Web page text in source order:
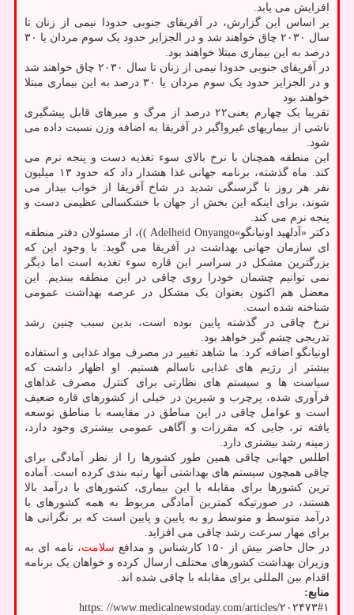
افزایش می یابد.
بر اساس این گزارش، در آفریقای جنوبی حدودا نیمی از زنان تا
سال ۲۰۳۰ چاق خواهند شد و در الجزایر حدود یک سوم مردان یا ۳۰
درصد به این بیماری مبتلا خواهند بود.
در آفریقای جنوبی حدودا نیمی از زنان تا سال ۲۰۳۰ چاق خواهند شد
و در الجزایر حدود یک سوم مردان یا ۳۰ درصد به این بیماری مبتلا
خواهند بود
تقریبا یک چهارم یعنی۲۲ درصد از مرگ و میرهای قابل پیشگیری
ناشی از بیماریهای غیرواگیر در آفریقا به اضافه وزن نسبت داده می
شود.
این منطقه همچنان با نرخ بالای سوء تغذیه دست و پنجه نرم می
کند. ماه گذشته، برنامه جهانی غذا هشدار داد که حدود ۱۳ میلیون
نفر هر روز با گرسنگی شدید در شاخ آفریقا از خواب بیدار می
شوند، برای اینکه این بخش از جهان با خشکسالی عظیمی دست و
پنجه نرم می کند.
دکتر «آدلهید اونیانگو»Adelheid Onyango ))، از مسئولان دفتر منطقه
ای سازمان جهانی بهداشت در آفریقا می گوید: با وجود این که
بزرگترین مشکل در سراسر این قاره سوء تغذیه است اما دیگر
نمی توانیم چشمان خودرا روی چاقی در این منطقه ببندیم. این
معضل هم اکنون بعنوان یک مشکل در عرصه بهداشت عمومی
شناخته شده است.
نرخ چاقی در گذشته پایین بوده است، بدین سبب چنین رشد
تدریجی چشم گیر خواهد بود.
اونیانگو اضافه کرد: ما شاهد تغییر در مصرف مواد غذایی و استفاده
بیشتر از رژیم های غذایی ناسالم هستیم. او اظهار داشت که
سیاست ها و سیستم های نظارتی برای کنترل مصرف غذاهای
فرآوری شده، پرچرب و شیرین در خیلی از کشورهای قاره ضعیف
است و عوامل چاقی در این مناطق در مقایسه با مناطق توسعه
یافته تر، جایی که مقررات و آگاهی عمومی بیشتری وجود دارد،
زمینه رشد بیشتری دارد.
اطلس جهانی چاقی همین طور کشورها را از نظر آمادگی برای
چاقی همچون سیستم های بهداشتی آنها رتبه بندی کرده است. آماده
ترین کشورها برای مقابله با این بیماری، کشورهای با درآمد بالا
هستند، در صورتیکه کمترین آمادگی مربوط به همه کشورهای با
درآمد متوسط و متوسط رو به پایین و پایین است که بر نگرانی ها
برای مهار سرعت رشد چاقی می افزاید.
در حال حاضر بیش از ۱۵۰ کارشناس و مدافع
سلامت، نامه ای به
وزیران بهداشت کشورهای مختلف ارسال کرده و خواهان یک برنامه
اقدام بین المللی برای مقابله با چاقی شده اند.
منابع:
https: //www.medicalnewstoday.com/articles/۲۰۲۴۷۳#۱